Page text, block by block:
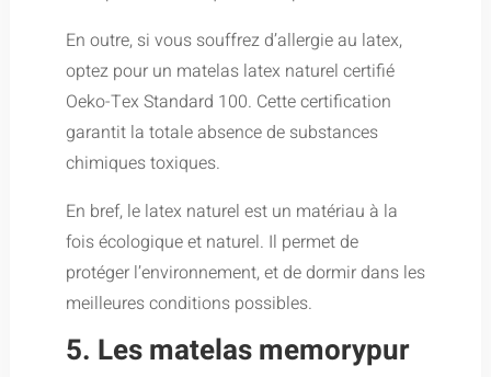
En outre, si vous souffrez d’allergie au latex,
optez pour un matelas latex naturel certifié
Oeko-Tex Standard 100. Cette certification
garantit la totale absence de substances
chimiques toxiques.
En bref, le latex naturel est un matériau à la
fois écologique et naturel. Il permet de
protéger l’environnement, et de dormir dans les
meilleures conditions possibles.
5. Les matelas memorypur